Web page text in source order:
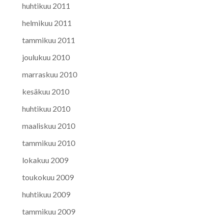
huhtikuu 2011
helmikuu 2011
tammikuu 2011
joulukuu 2010
marraskuu 2010
kesäkuu 2010
huhtikuu 2010
maaliskuu 2010
tammikuu 2010
lokakuu 2009
toukokuu 2009
huhtikuu 2009
tammikuu 2009